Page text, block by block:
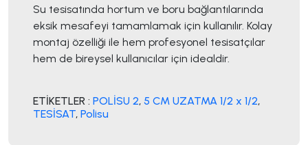
Su tesisatında hortum ve boru bağlantılarında
eksik mesafeyi tamamlamak için kullanılır. Kolay
montaj özelliği ile hem profesyonel tesisatçılar
hem de bireysel kullanıcılar için idealdir.
ETİKETLER : POLİSU 2, 5 CM UZATMA 1/2 x 1/2,
TESİSAT, Polisu